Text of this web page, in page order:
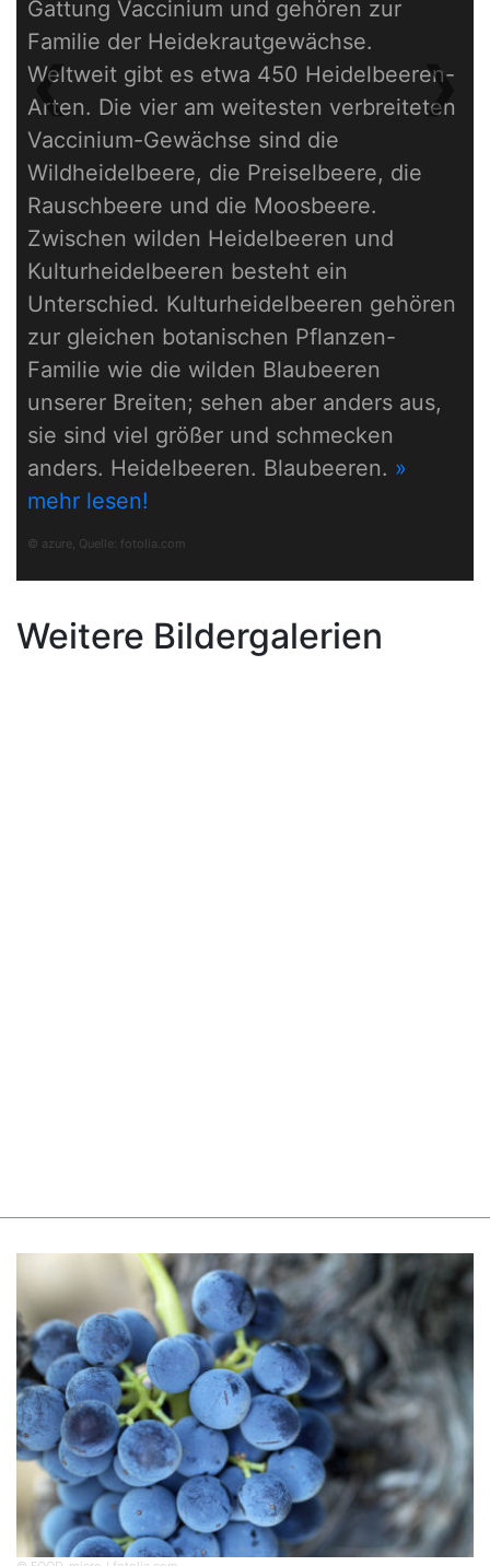
Gattung Vaccinium und gehören zur
Familie der Heidekrautgewächse.
Weltweit gibt es etwa 450 Heidelbeeren-
Arten. Die vier am weitesten verbreiteten
Vaccinium-Gewächse sind die
Wildheidelbeere, die Preiselbeere, die
Rauschbeere und die Moosbeere.
Zwischen wilden Heidelbeeren und
Kulturheidelbeeren besteht ein
Unterschied. Kulturheidelbeeren gehören
zur gleichen botanischen Pflanzen-
Familie wie die wilden Blaubeeren
unserer Breiten; sehen aber anders aus,
sie sind viel größer und schmecken
anders. Heidelbeeren. Blaubeeren. »
mehr lesen!
© azure, Quelle: fotolia.com
❮Previous ❯Next
Weitere Bildergalerien